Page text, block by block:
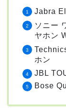
Jabra
ソニー
ヤホン
ホン
JBL
Bose